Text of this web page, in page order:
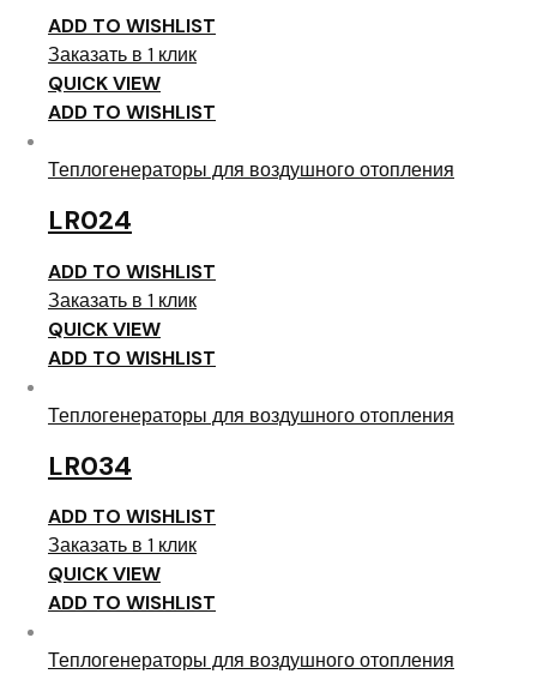
ADD TO WISHLIST
Заказать в 1 клик
QUICK VIEW
ADD TO WISHLIST
Теплогенераторы для воздушного отопления
LR024
ADD TO WISHLIST
Заказать в 1 клик
QUICK VIEW
ADD TO WISHLIST
Теплогенераторы для воздушного отопления
LR034
ADD TO WISHLIST
Заказать в 1 клик
QUICK VIEW
ADD TO WISHLIST
Теплогенераторы для воздушного отопления